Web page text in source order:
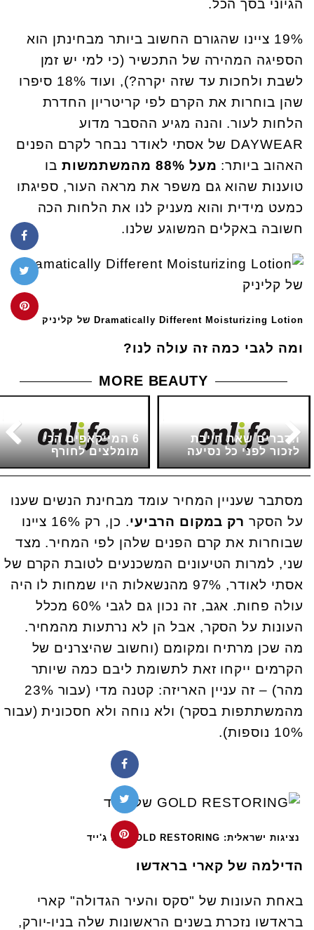
הגיוני בסך הכל.
19% ציינו שהגורם החשוב ביותר מבחינתן הוא
הספיגה המהירה של התכשיר (כי למי יש זמן
לשבת ולחכות עד שזה יקרה?), ועוד 18% סיפרו
שהן בוחרות את הקרם לפי קריטריון החדרת
הלחות לעור. והנה מגיע ההסבר מדוע
DAYWEAR של אסתי לאודר נבחר לקרם הפנים
האהוב ביותר: מעל 88% מהמשתמשות
בו
טוענות שהוא גם משפר את מראה העור, ספיגתו
כמעט מידית והוא מעניק לנו את הלחות הכה
חשובה באקלים המשוגע שלנו.
Dramatically Different Moisturizing Lotion של קליניק
ומה לגבי כמה זה עולה לנו?
MORE BEAUTY
6 המייקאפים הכי
מומלצים לחורף
הדברים שאת חייבת
לזכור לפני כל נסיעה
מסתבר שעניין המחיר עומד מבחינת הנשים שענו
על הסקר רק במקום הרביעי
. כן, רק 16% ציינו
שבוחרות את קרם הפנים שלהן לפי המחיר. מצד
שני, למרות הטיעונים המשכנעים לטובת הקרם של
אסתי לאודר, 97% מהנשאלות היו שמחות לו היה
עולה פחות. אגב, זה נכון גם לגבי 60% מכלל
העונות על הסקר, אבל הן לא נרתעות מהמחיר.
מה שכן מרתיח ומקומם (וחשוב שהיצרנים של
הקרמים ייקחו זאת לתשומת ליבם כמה שיותר
מהר) – זה עניין האריזה: קטנה מדי (עבור 23%
מהמשתתפות בסקר) ולא נוחה ולא חסכונית (עבור
10% נוספות).
נציגות ישראלית: GOLD RESTORING של ג'ייד
הדילמה של קארי בראדשו
באחת העונות של "סקס והעיר הגדולה" קארי
בראדשו נזכרת בשנים הראשונות שלה בניו-יורק,